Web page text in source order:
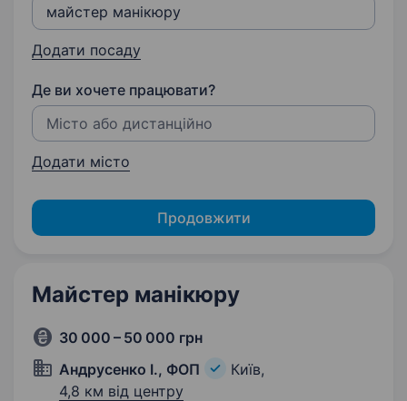
Додати посаду
Де ви хочете працювати?
Додати місто
Продовжити
Майстер манікюру
30 000 – 50 000 грн
Андрусенко І., ФОП
Київ,
4,8 км від центру